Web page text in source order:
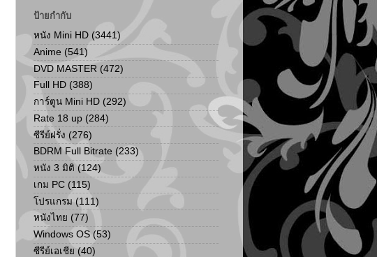
ป้ายกำกับ
หนัง Mini HD (3441)
Anime (541)
DVD MASTER (472)
Full HD (388)
การ์ตูน Mini HD (292)
Rate 18 up (284)
ซีรีย์ฝรั่ง (276)
BDRM Full Bitrate (233)
หนัง 3 มิติ (124)
เกม PC (115)
โปรแกรม (111)
หนังไทย (77)
Windows OS (53)
ซีรีย์เอเชีย (40)